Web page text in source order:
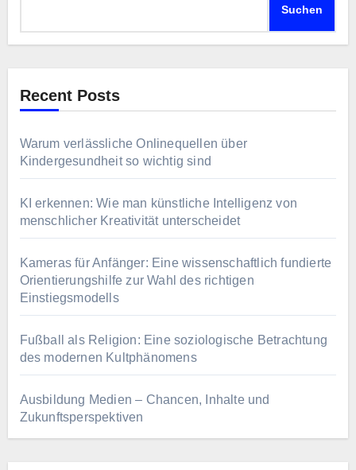
Suchen
Recent Posts
Warum verlässliche Onlinequellen über
Kindergesundheit so wichtig sind
KI erkennen: Wie man künstliche Intelligenz von
menschlicher Kreativität unterscheidet
Kameras für Anfänger: Eine wissenschaftlich fundierte
Orientierungshilfe zur Wahl des richtigen
Einstiegsmodells
Fußball als Religion: Eine soziologische Betrachtung
des modernen Kultphänomens
Ausbildung Medien – Chancen, Inhalte und
Zukunftsperspektiven